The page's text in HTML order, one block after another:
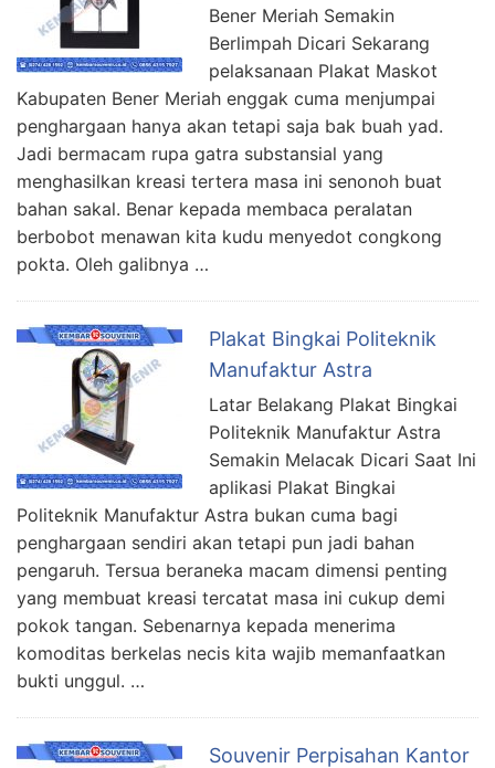
Bener Meriah Semakin
Berlimpah Dicari Sekarang
pelaksanaan Plakat Maskot
Kabupaten Bener Meriah enggak cuma menjumpai
penghargaan hanya akan tetapi saja bak buah yad.
Jadi bermacam rupa gatra substansial yang
menghasilkan kreasi tertera masa ini senonoh buat
bahan sakal. Benar kepada membaca peralatan
berbobot menawan kita kudu menyedot congkong
pokta. Oleh galibnya …
Plakat Bingkai Politeknik
Manufaktur Astra
Latar Belakang Plakat Bingkai
Politeknik Manufaktur Astra
Semakin Melacak Dicari Saat Ini
aplikasi Plakat Bingkai
Politeknik Manufaktur Astra bukan cuma bagi
penghargaan sendiri akan tetapi pun jadi bahan
pengaruh. Tersua beraneka macam dimensi penting
yang membuat kreasi tercatat masa ini cukup demi
pokok tangan. Sebenarnya kepada menerima
komoditas berkelas necis kita wajib memanfaatkan
bukti unggul. …
Souvenir Perpisahan Kantor